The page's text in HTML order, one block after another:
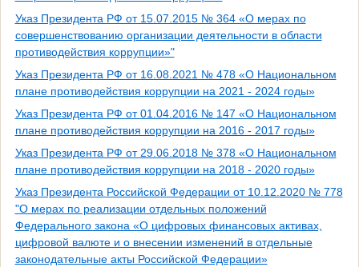
Указ Президента РФ от 15.07.2015 № 364 «О мерах по
совершенствованию организации деятельности в области
противодействия коррупции»"
Указ Президента РФ от 16.08.2021 № 478 «О Национальном
плане противодействия коррупции на 2021 - 2024 годы»
Указ Президента РФ от 01.04.2016 № 147 «О Национальном
плане противодействия коррупции на 2016 - 2017 годы»
Указ Президента РФ от 29.06.2018 № 378 «О Национальном
плане противодействия коррупции на 2018 - 2020 годы»
Указ Президента Российской Федерации от 10.12.2020 № 778
"О мерах по реализации отдельных положений
Федерального закона «О цифровых финансовых активах,
цифровой валюте и о внесении изменений в отдельные
законодательные акты Российской Федерации»